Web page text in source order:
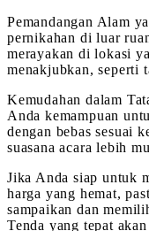
Pemandangan Alam
pernikahan di luar
merayakan di lokasi
menakjubkan, seperti
Kemudahan dalam
Anda kemampuan
dengan bebas sesuai
suasana acara lebih
Jika Anda siap untuk
harga yang hemat,
sampaikan dan
Tenda yang tepat